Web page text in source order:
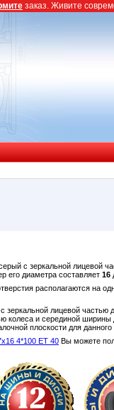
c зеркальной лицевой
его диаметра составляет 16
располагаются на
лицевой частью
колеса и серединой ширины
плоскости для
4*100 ET 40 Вы можете
заказ. Живите